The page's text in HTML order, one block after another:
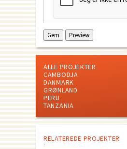
ALLE PROJEKTER
CAMBODJA
DANMARK
GRØNLAND
PERU
TANZANIA
RELATEREDE PROJEKTER